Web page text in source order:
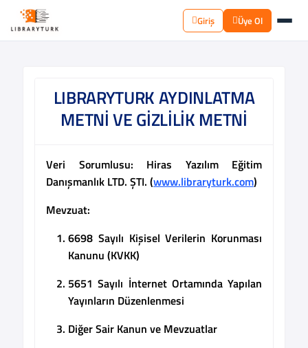
Giriş Üye Ol
LIBRARYTURK AYDINLATMA
METNİ VE GİZLİLİK METNİ
Veri Sorumlusu: Hiras Yazılım Eğitim
Danışmanlık LTD. ŞTI. (www.libraryturk.com)
Mevzuat:
6698 Sayılı Kişisel Verilerin Korunması
Kanunu (KVKK)
5651 Sayılı İnternet Ortamında Yapılan
Yayınların Düzenlenmesi
Diğer Sair Kanun ve Mevzuatlar